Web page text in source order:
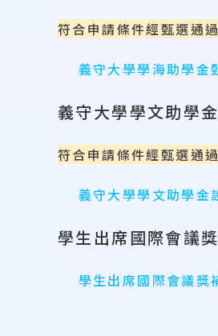
符合申請條件經甄選通
義守大學學海助學金
義守大學學文助學金
符合申請條件經甄選通
義守大學學文助學金
學生出席國際會議
學生出席國際會議獎